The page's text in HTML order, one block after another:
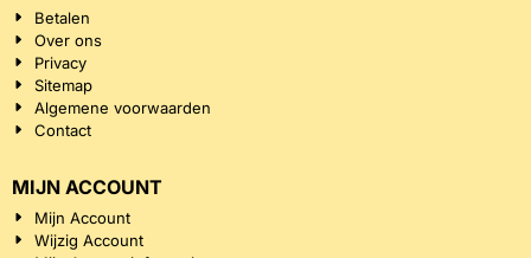
Betalen
Over ons
Privacy
Sitemap
Algemene voorwaarden
Contact
MIJN ACCOUNT
Mijn Account
Wijzig Account